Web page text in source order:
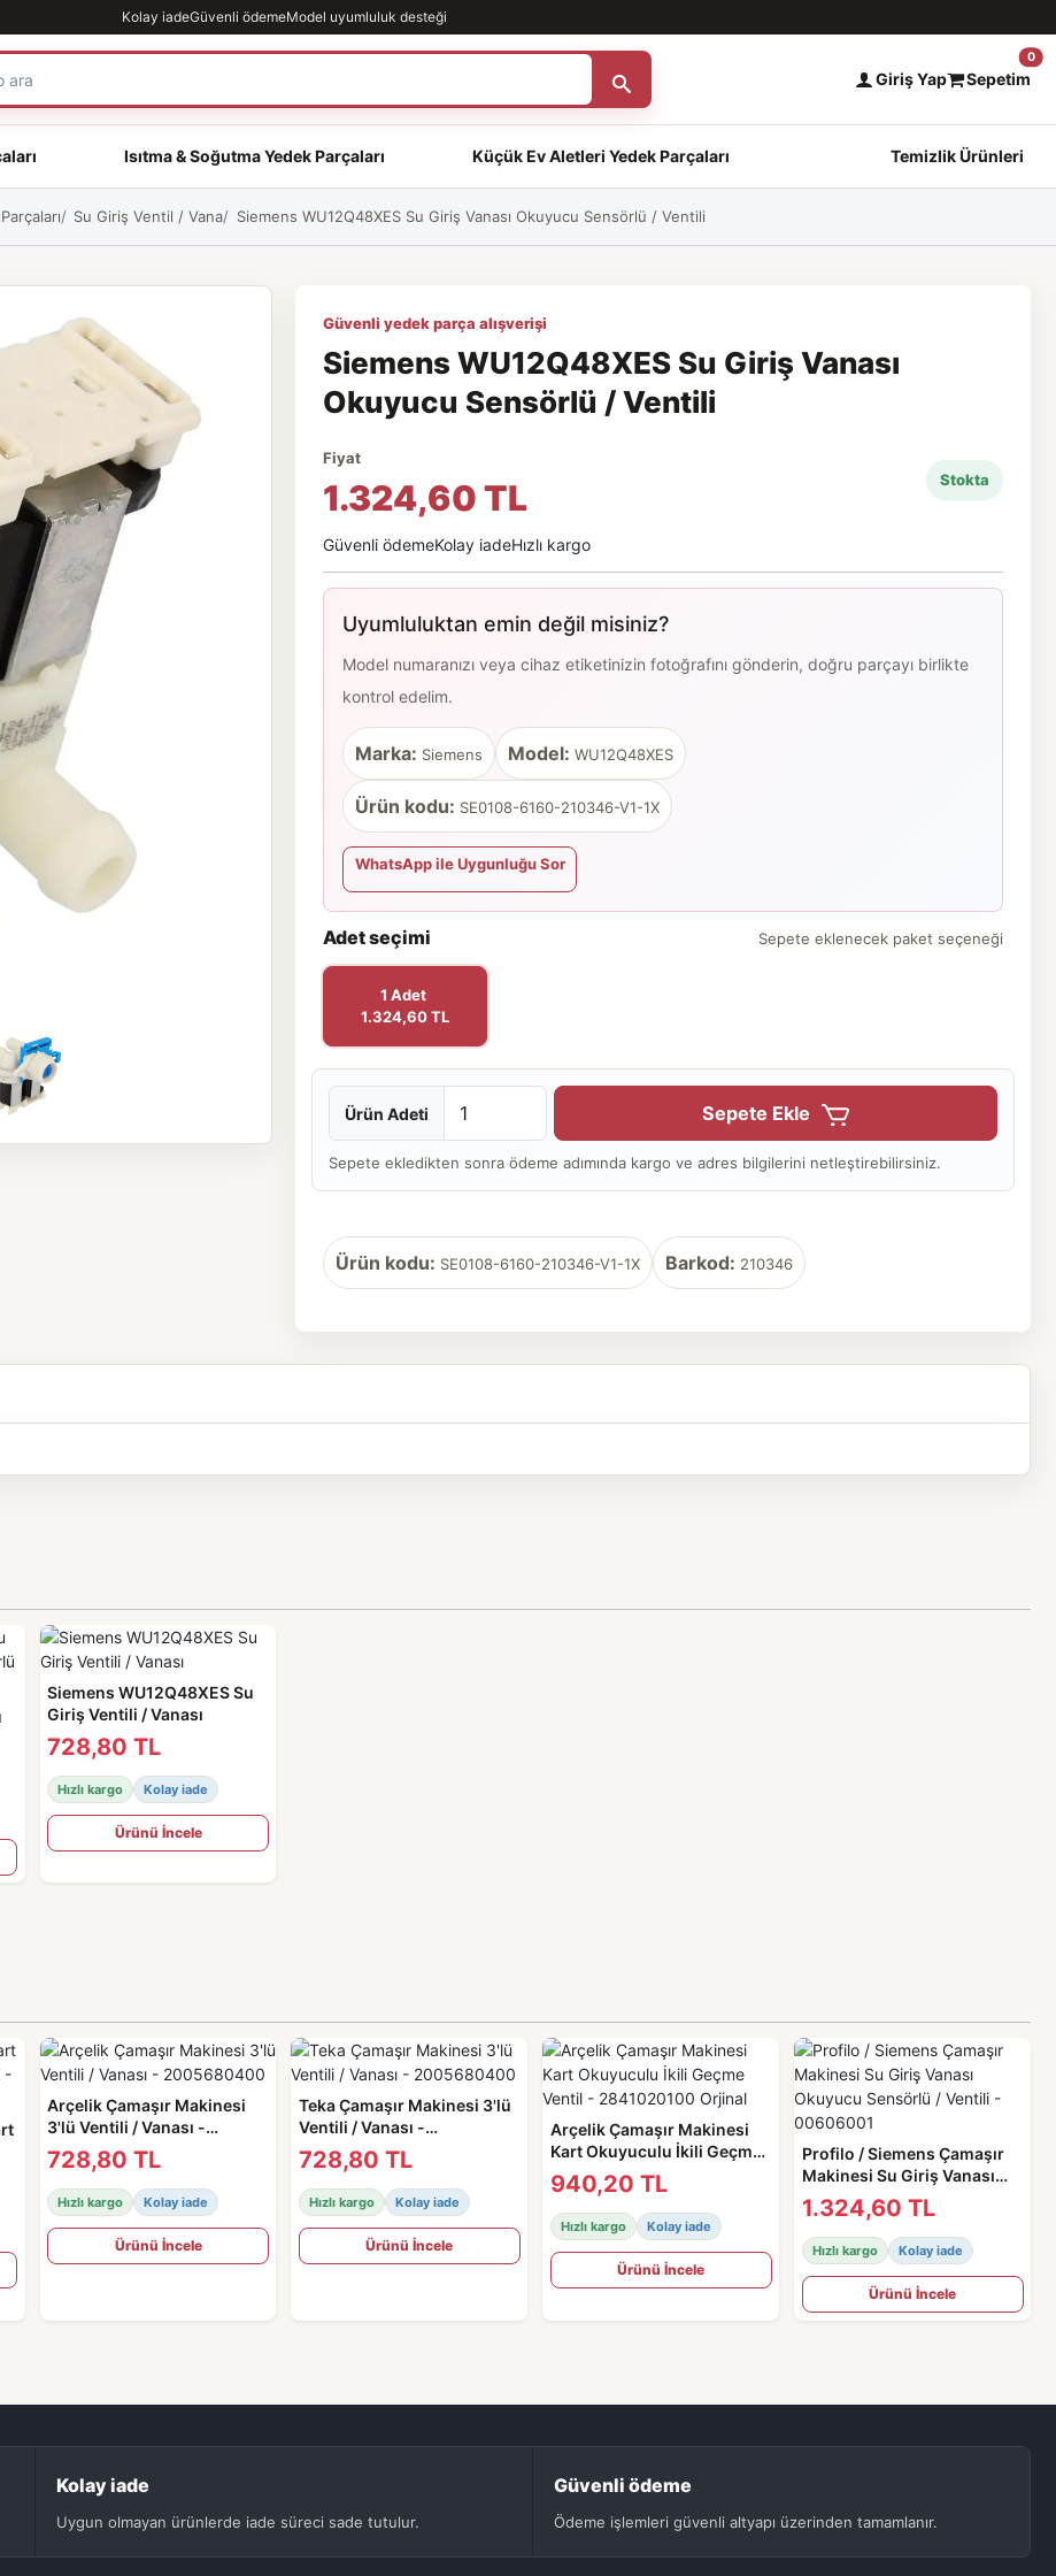
Kolay iadeGüvenli ödemeModel uyumluluk desteği
Giriş Yap Sepetim
0
Isıtma & Soğutma Yedek Parçaları Küçük Ev Aletleri Yedek Parçaları Temizlik Ürünleri
Su Giriş Ventil / Vana Siemens WU12Q48XES Su Giriş Vanası Okuyucu Sensörlü / Ventili
Güvenli yedek parça alışverişi
Siemens WU12Q48XES Su Giriş Vanası
Okuyucu Sensörlü / Ventili
Fiyat
1.324,60 TL Stokta
Güvenli ödemeKolay iadeHızlı kargo
Uyumluluktan emin değil misiniz?
Model numaranızı veya cihaz etiketinizin fotoğrafını gönderin, doğru parçayı birlikte
kontrol edelim.
Marka: Siemens Model: WU12Q48XES
Ürün kodu: SE0108-6160-210346-V1-1X
WhatsApp ile Uygunluğu Sor
Adet seçimi Sepete eklenecek paket seçeneği
1 Adet
1.324,60 TL
Ürün Adeti Sepete Ekle
Sepete ekledikten sonra ödeme adımında kargo ve adres bilgilerini netleştirebilirsiniz.
Ürün kodu: SE0108-6160-210346-V1-1X Barkod: 210346
Siemens WU12Q48XES Su
Giriş Ventili / Vanası
728,80 TL
Hızlı kargo Kolay iade
Ürünü İncele
Arçelik Çamaşır Makinesi
3'lü Ventili / Vanası -
2005680400
728,80 TL
Hızlı kargo Kolay iade
Ürünü İncele
Teka Çamaşır Makinesi 3'lü
Ventili / Vanası -
2005680400
728,80 TL
Hızlı kargo Kolay iade
Ürünü İncele
Arçelik Çamaşır Makinesi
Kart Okuyuculu İkili Geçme
Ventil - 2841020100 Orjinal
940,20 TL
Hızlı kargo Kolay iade
Ürünü İncele
Profilo / Siemens Çamaşır
Makinesi Su Giriş Vanası
Okuyucu Sensörlü / Ventili -
00606001
1.324,60 TL
Hızlı kargo Kolay iade
Ürünü İncele
Kolay iade
Uygun olmayan ürünlerde iade süreci sade tutulur.
Güvenli ödeme
Ödeme işlemleri güvenli altyapı üzerinden tamamlanır.